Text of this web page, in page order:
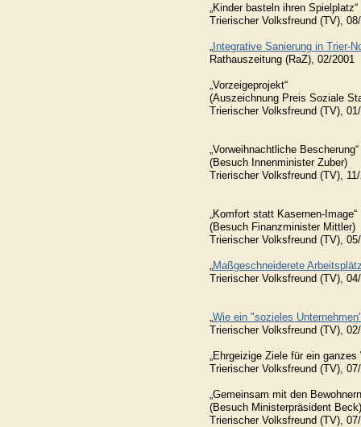
„Kinder basteln ihren Spielplatz“
Trierischer Volksfreund (TV),
Integrative Sanierung in Trier-
Rathauszeitung (RaZ), 02/2001
„Vorzeigeprojekt“
(Auszeichnung Preis Soziale
Trierischer Volksfreund (TV),
„Vorweihnachtliche Bescherung“
(Besuch Innenminister Zuber)
Trierischer Volksfreund (TV),
„Komfort statt Kasernen-Image“
(Besuch Finanzminister Mittler)
Trierischer Volksfreund (TV),
Maßgeschneiderete
Trierischer Volksfreund (TV),
Wie ein "sozieles
Trierischer Volksfreund (TV),
„Ehrgeizige Ziele für ein ganzes
Trierischer Volksfreund (TV),
„Gemeinsam mit den
(Besuch Ministerpräsident Beck)
Trierischer Volksfreund (TV),